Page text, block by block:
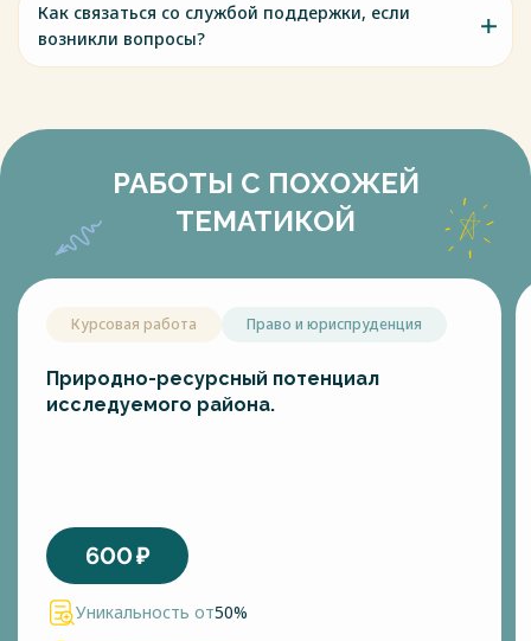
Как связаться со службой поддержки, если
возникли вопросы?
РАБОТЫ С ПОХОЖЕЙ
ТЕМАТИКОЙ
Курсовая работа Право и юриспруденция
Природно-ресурсный потенциал
исследуемого района.
600₽
Уникальность от50%